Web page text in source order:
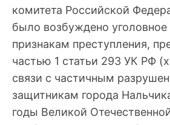
комитета Российской
было возбуждено уголовное
признакам преступления,
частью 1 статьи 293 УК РФ
связи с частичным
защитникам города
годы Великой